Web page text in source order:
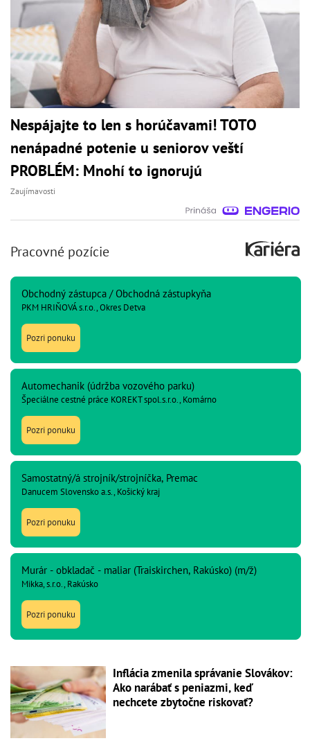
Nespájajte to len s horúčavami! TOTO
nenápadné potenie u seniorov veští
PROBLÉM: Mnohí to ignorujú
Zaujímavosti
Pracovné pozície
Obchodný zástupca / Obchodná zástupkyňa
PKM HRIŇOVÁ s.r.o., Okres Detva
Pozri ponuku
Automechanik (údržba vozového parku)
Špeciálne cestné práce KOREKT spol.s.r.o., Komárno
Pozri ponuku
Samostatný/á strojník/strojníčka, Premac
Danucem Slovensko a.s., Košický kraj
Pozri ponuku
Murár - obkladač - maliar (Traiskirchen, Rakúsko) (m/ž)
Mikka, s.r.o., Rakúsko
Pozri ponuku
Inflácia zmenila správanie Slovákov:
Ako narábať s peniazmi, keď
nechcete zbytočne riskovať?